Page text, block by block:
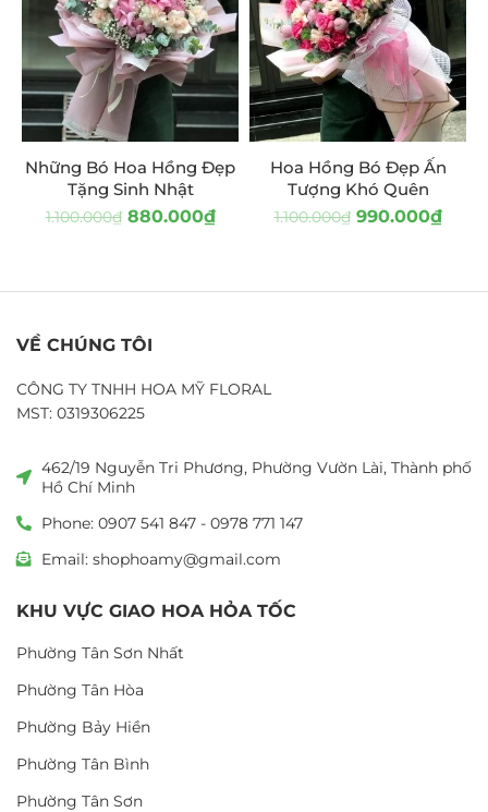
Những Bó Hoa Hồng Đẹp
Tặng Sinh Nhật
1.100.000₫ 880.000₫
Hoa Hồng Bó Đẹp Ấn
Tượng Khó Quên
1.100.000₫ 990.000₫
VỀ CHÚNG TÔI
CÔNG TY TNHH HOA MỸ FLORAL
MST: 0319306225
462/19 Nguyễn Tri Phương, Phường Vườn Lài, Thành phố
Hồ Chí Minh
Phone: 0907 541 847 - 0978 771 147
Email: shophoamy@gmail.com
KHU VỰC GIAO HOA HỎA TỐC
Phường Tân Sơn Nhất
Phường Tân Hòa
Phường Bảy Hiền
Phường Tân Bình
Phường Tân Sơn